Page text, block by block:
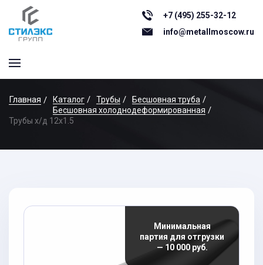
+7 (495) 255-32-12
info@metallmoscow.ru
Главная Каталог Трубы
Бесшовная труба
Бесшовная холоднодеформированная
Трубы х/д 12x1.5
Минимальная
партия для отгрузки
— 10 000 руб.